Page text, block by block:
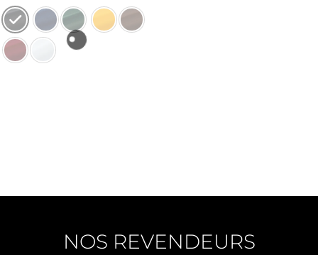
NOS REVENDEURS